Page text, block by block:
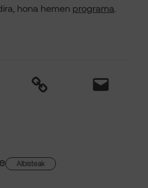
Link Mail
hona hemen programa
Albisteak